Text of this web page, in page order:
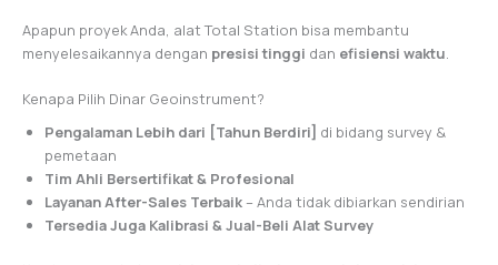
Apapun proyek Anda, alat Total Station bisa membantu
menyelesaikannya dengan presisi tinggi dan efisiensi waktu.
Kenapa Pilih Dinar Geoinstrument?
Pengalaman Lebih dari [Tahun Berdiri] di bidang survey &
pemetaan
Tim Ahli Bersertifikat & Profesional
Layanan After-Sales Terbaik– Anda tidak dibiarkan sendirian
Tersedia Juga Kalibrasi & Jual-Beli Alat Survey